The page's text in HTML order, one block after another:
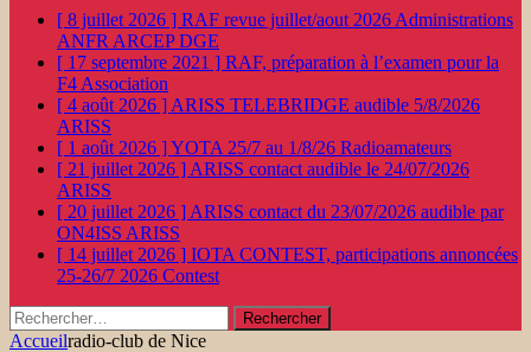
[ 8 juillet 2026 ] RAF revue juillet/aout 2026 Administrations
ANFR ARCEP DGE
[ 17 septembre 2021 ] RAF, préparation à l’examen pour la
F4 Association
[ 4 août 2026 ] ARISS TELEBRIDGE audible 5/8/2026
ARISS
[ 1 août 2026 ]YOTA 25/7 au 1/8/26 Radioamateurs
[ 21 juillet 2026 ] ARISS contact audible le 24/07/2026
ARISS
[ 20 juillet 2026 ] ARISS contact du 23/07/2026 audible par
ON4ISS ARISS
[ 14 juillet 2026 ] IOTA CONTEST, participations annoncées
25-26/7 2026 Contest
Rechercher :
Accueilradio-club de Nice